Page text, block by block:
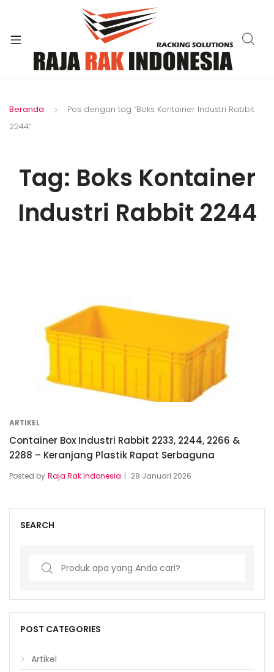
Beranda
Pos dengan tag “Boks Kontainer Industri Rabbit
2244”
Tag: Boks Kontainer
Industri Rabbit 2244
ARTIKEL
Container Box Industri Rabbit 2233, 2244, 2266 &
2288 – Keranjang Plastik Rapat Serbaguna
Posted by Raja Rak Indonesia 28 Januari 2026
SEARCH
Search
POST CATEGORIES
Artikel